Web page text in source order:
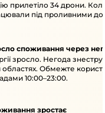
прилетіло 34 дрони.
під проливними
споживання через
зросло. Негода
областях. Обмежте
10:00–23:00.
зростає